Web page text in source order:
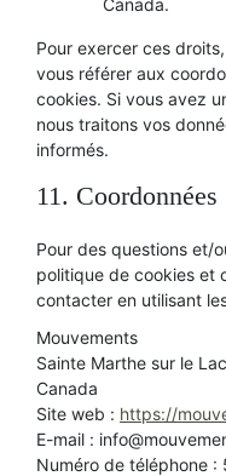
Canada.
Pour exercer ces
vous référer aux
cookies. Si vous avez
nous traitons vos
informés.
11. Coordonnées
Pour des questions et/
politique de cookies et
contacter en utilisant
Mouvements
Sainte Marthe sur le Lac
Canada
Site web : https://
E-mail : info@
Numéro de téléphone